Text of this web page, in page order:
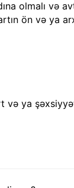
olmalı və
ön və ya
ya